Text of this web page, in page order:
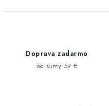
Doprava zadarmo
od sumy 59 €